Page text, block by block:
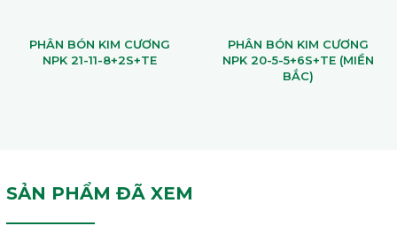
PHÂN BÓN KIM CƯƠNG
NPK 21-11-8+2S+TE
PHÂN BÓN KIM CƯƠNG
NPK 20-5-5+6S+TE (MIỀN
BẮC)
SẢN PHẨM ĐÃ XEM